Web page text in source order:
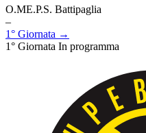
O.ME.P.S. Battipaglia
–
1° Giornata →
1° Giornata In programma